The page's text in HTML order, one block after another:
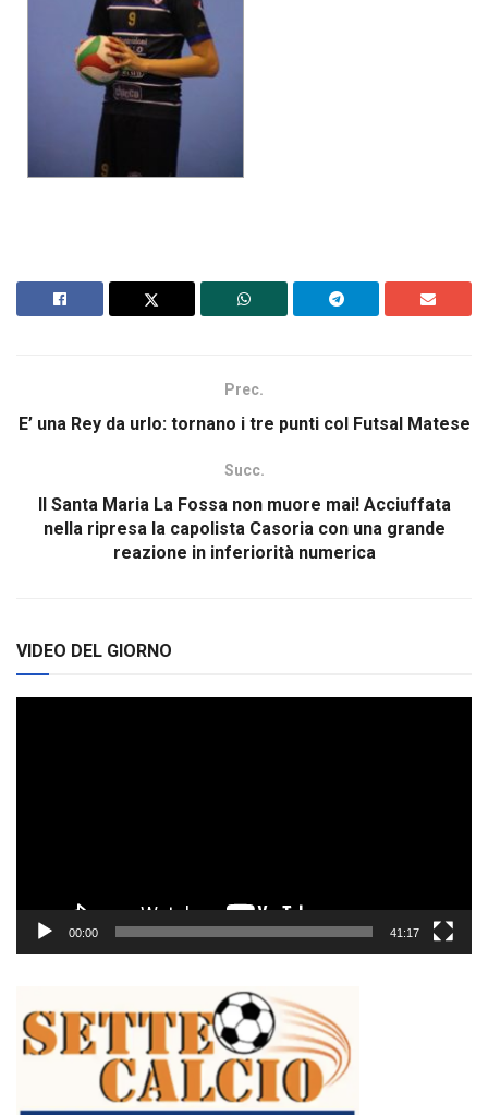
Prec.
E’ una Rey da urlo: tornano i tre punti col Futsal Matese
Succ.
Il Santa Maria La Fossa non muore mai! Acciuffata
nella ripresa la capolista Casoria con una grande
reazione in inferiorità numerica
VIDEO DEL GIORNO
00:00 41:17